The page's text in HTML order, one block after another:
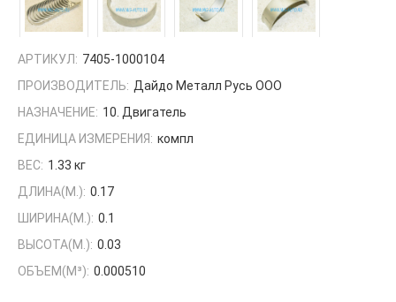
АРТИКУЛ: 7405-1000104
ПРОИЗВОДИТЕЛЬ: Дайдо Металл Русь ООО
НАЗНАЧЕНИЕ: 10. Двигатель
ЕДИНИЦА ИЗМЕРЕНИЯ: компл
ВЕС: 1.33 кг
ДЛИНА(М.): 0.17
ШИРИНА(М.): 0.1
ВЫСОТА(М.): 0.03
ОБЪЕМ(M³): 0.000510